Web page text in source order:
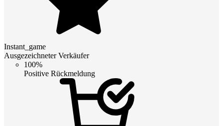
Instant_game
Ausgezeichneter Verkäufer
100%
Positive Rückmeldung